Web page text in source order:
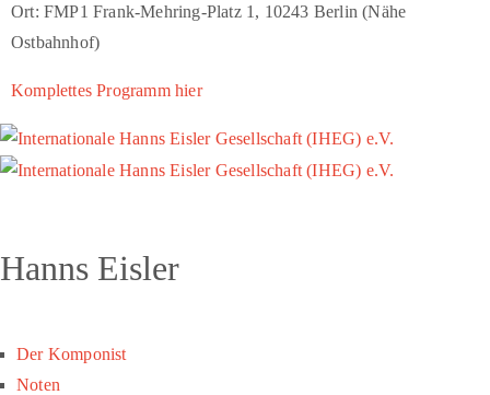
Ort: FMP1 Frank-Mehring-Platz 1, 10243 Berlin (Nähe
Ostbahnhof)
Komplettes Programm hier
Hanns Eisler
Der Komponist
Noten